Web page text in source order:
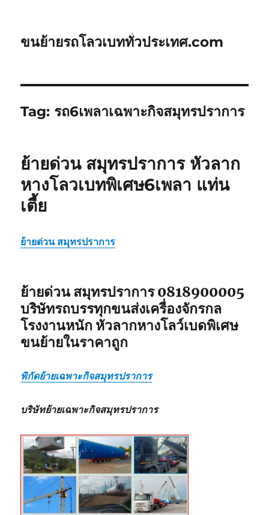
ขนย้ายรถโลวเบททั่วประเทศ.com
Tag: รถ6เพลาเฉพาะกิจสมุทรปราการ
ย้ายด่วน สมุทรปราการ หัวลาก
หางโลวเบทพิเศษ6เพลา แท่น
เตี้ย
ย้ายด่วน สมุทรปราการ
ย้ายด่วน สมุทรปราการ 0818900005
บริษัทรถบรรทุกขนส่งเครื่องจักรกล
โรงงานหนัก หัวลากหางโลว์เบดพิเศษ
ขนย้ายในราคาถูก
พิกัดย้ายเฉพาะกิจสมุทรปราการ
บริษัทย้ายเฉพาะกิจสมุทรปราการ